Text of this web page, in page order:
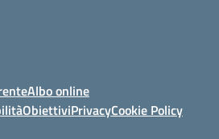
Albo online
ObiettiviPrivacyCookie Policy